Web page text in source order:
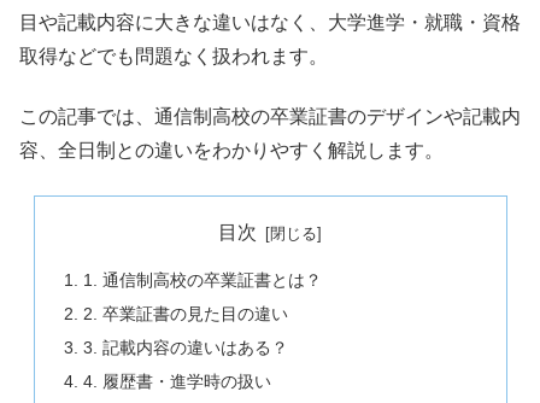
目や記載内容に大きな違いはなく、大学進学・就職・資格
取得などでも問題なく扱われます。
この記事では、通信制高校の卒業証書のデザインや記載内
容、全日制との違いをわかりやすく解説します。
目次
1. 通信制高校の卒業証書とは？
2. 卒業証書の見た目の違い
3. 記載内容の違いはある？
4. 履歴書・進学時の扱い